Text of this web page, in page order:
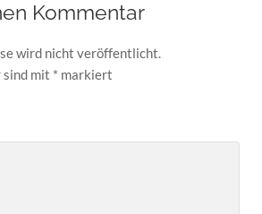
Kommentar
wird nicht veröffentlicht.
sind mit * markiert